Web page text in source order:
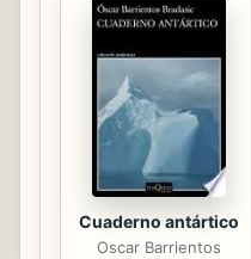
Cuaderno antártico
Oscar Barrientos